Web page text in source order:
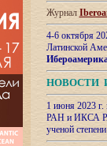
Журнал
4-6 октября
Латинской
НОВОСТИ
1 июня 2023
РАН и ИКСА
ученой